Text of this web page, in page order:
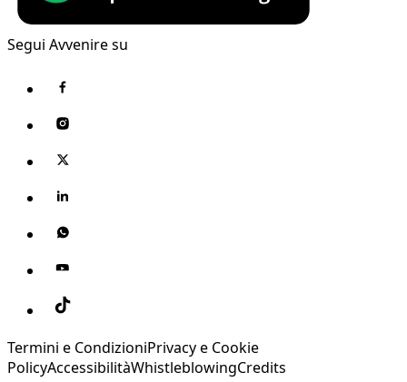
Segui Avvenire su
Termini e CondizioniPrivacy e Cookie
PolicyAccessibilitàWhistleblowingCredits